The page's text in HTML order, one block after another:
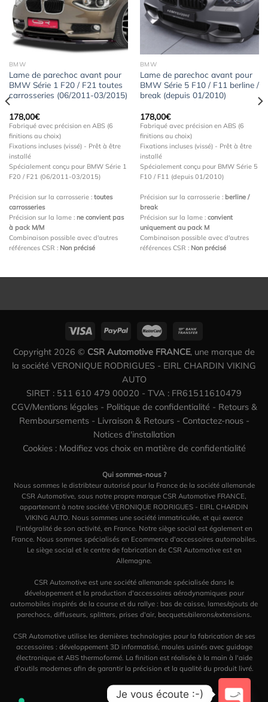
Ajouter
à la
wishlist
BMW
Lame de parechoc avant pour
BMW Série 1 F20 / F21 toutes
carrosseries (06/2011-03/2015)
178,00€
Fabriqué avec précision en ABS (6
finitions au choix)
Fixations incluses (vissé) - Prêt à être
installé
Spécialement conçu pour BMW Série 1
F20 / F21 (06/2011-03/2015)
Précision sur la carrosserie : toutes
carrosseries
Précision sur la lame : ne convient pas
à pack M/M
Combinaison possible avec d'autres
références CSR : Non précisé
Ajouter
à la
wishlist
BMW
Lame de parechoc avant pour
BMW Série 5 F10 / F11 berline /
break (depuis 01/2010)
178,00€
Fabriqué avec précision en ABS (6
finitions au choix)
Fixations incluses (vissé) - Prêt à être
installé
Spécialement conçu pour BMW Série 5
F10 / F11 (depuis 01/2010)
Précision sur la carrosserie : berline /
break
Précision sur la lame : convient
uniquement au pack M
Combinaison possible avec d'autres
références CSR : Non précisé
Copyright 2026 © CSR Automotive FRANCE, une marque de
la société VERONIQUE RODRIGUES - EIRL CHARDIN VIKING
AUTO
SIRET : 511 610 479 00020 - TVA : FR61511610479
CGV/Mentions légales- Politique de confidentialité - Retours &
Remboursements- Livraison & Retours- Contactez-nous-
Notices d'installation
Cookies : Modifiez vos choix en matière de confidentialité
Qui sommes-nous ?
Nous sommes le distribteur autorisé pour la France de la société allemande
CSR Automotive, sous notre propre marque CSR Automotive FRANCE,
appartenant à notre société VERONIQUE RODRIGUES - EIRL CHARDIN
VIKING AUTO. Nous sommes une société immatriculée, et qui exerce
l'intégralité de son activité, en France. Notre siège social est également en
France. Nous sommes spécialisés en Ecommerce d'accessoires automobiles.
Le siège social et le centre de fabrication de CSR Automotive est en
Allemagne.
CSR Automotive est une société allemande spécialisée dans le
développement et la production d'accessoires aérodynamiques pour
automobiles inspirés de la course et du rallye : bas de caisse, lames/ajouts de
parechocs, diffuseurs, splitters, prises d'air, becquets/ailerons/extensions.
CSR Automotive utilise les dernières technologies pour la fabrication de ses
accessoires : développement 3D informatisé, moules usinés avec guidage
électronique et ABS thermoformé. La finition est réalisée à la main à l'aide
d'outils modernes afin de garantir la précision et la qualité du produit livré.
Je vous écoute :-)